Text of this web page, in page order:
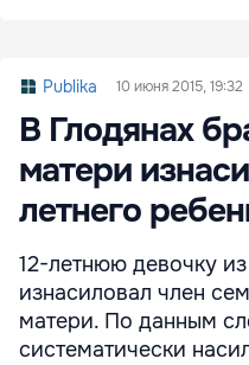
Publika 10 июня 2015, 19:32
В Глодянах
матери
летнего
12-летнюю девочку
изнасиловал член
матери. По данным
систематически